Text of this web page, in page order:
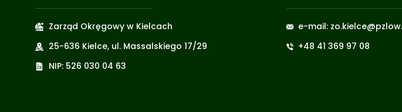
Zarząd Okręgowy w Kielcach
25-636 Kielce, ul. Massalskiego 17/29
NIP: 526 030 04 63
e-mail:
+48 41 369 97 08